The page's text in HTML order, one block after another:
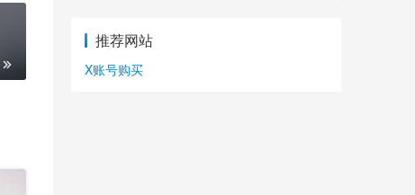
推荐网站
X账号购买